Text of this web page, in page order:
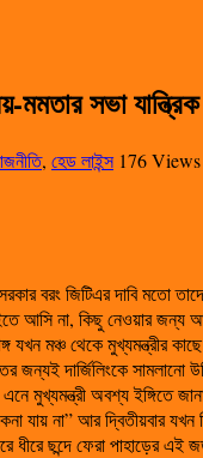
সভা যান্ত্রিক
, হেড লাইন্স 176 Views
বরং জিটিএর দাবি মতো
আসি না, কিছু নেওয়ার
যখন মঞ্চ থেকে মুখ্যমন্ত্রীর
দার্জিলিংকে সামলানো
মুখ্যমন্ত্রী অবশ্য
কেনা যায় না” আর
ধীরে ছন্দে ফেরা